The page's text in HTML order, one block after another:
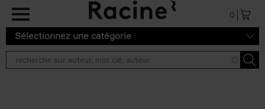
Aller au contenu principal
0
Sélectionnez une catégorie